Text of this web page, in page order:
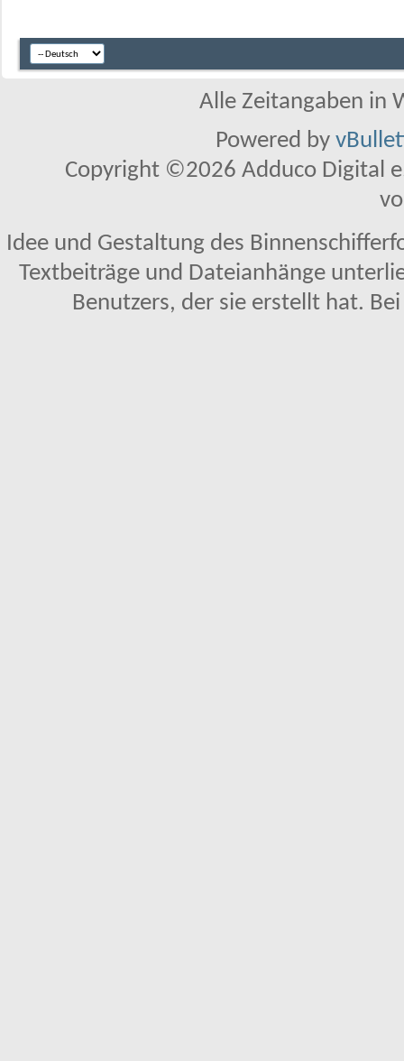
Alle Zeitangaben in
Powered by
Copyright ©2026 Adduco Digital
Idee und Gestaltung des
Textbeiträge und Dateianhänge
Benutzers, der sie erstellt hat.